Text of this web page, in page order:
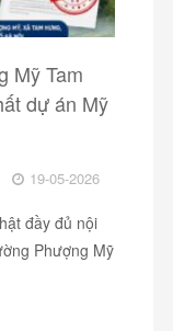
Mỹ Tam
dự án Mỹ
19-05-2026
đầy đủ nội
Phượng Mỹ